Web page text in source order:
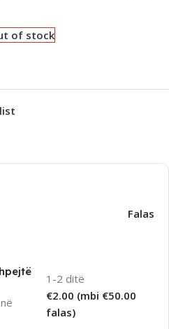
of stock
Falas
1-2 ditë
€2.00 (mbi €50.00
falas)